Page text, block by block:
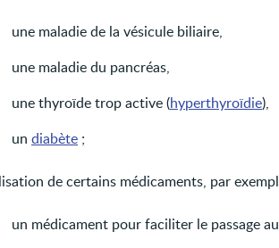
une maladie de la vésicule biliaire,
une maladie du pancréas,
une thyroïde trop active (hyperthyroïdie),
un diabète ;
de certains médicaments, par
un médicament pour faciliter le passage